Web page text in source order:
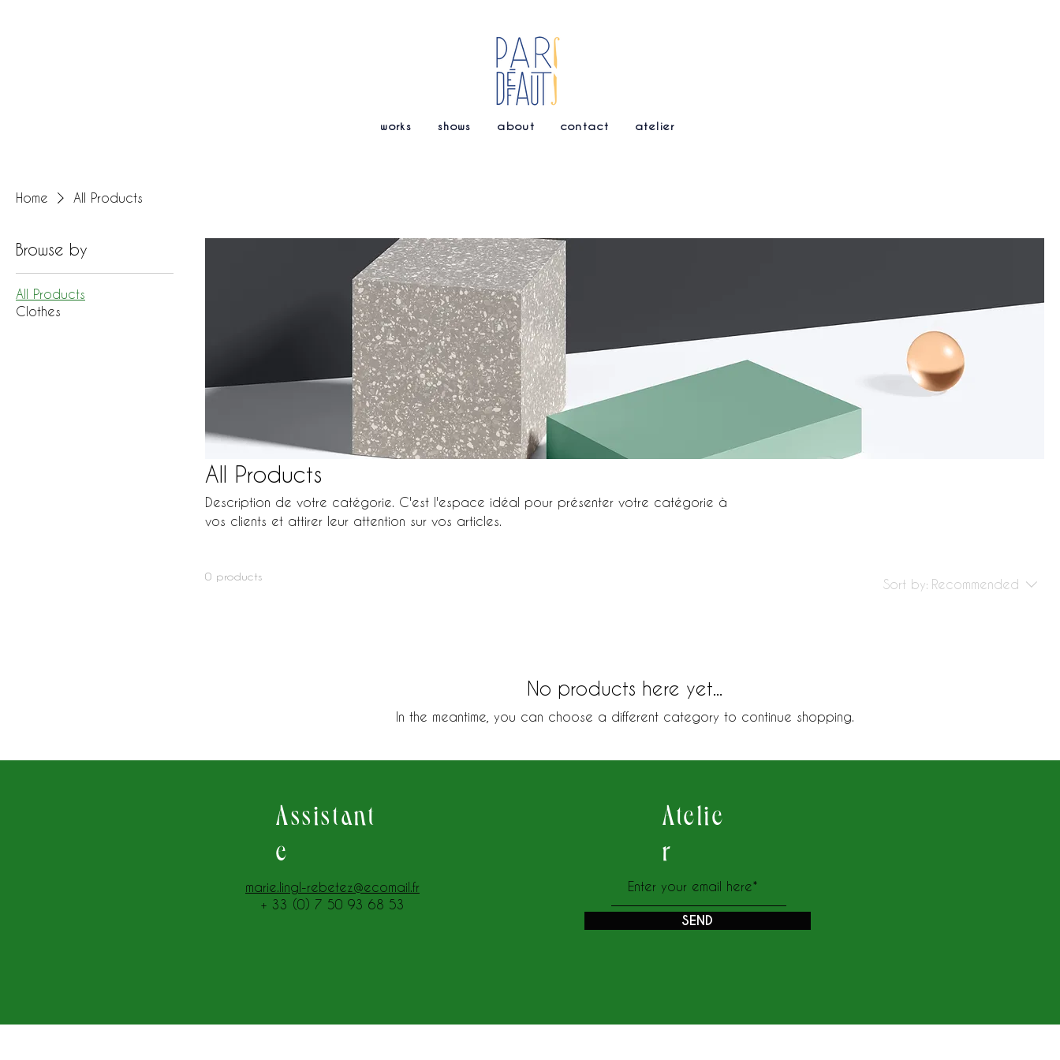
works shows about contact atelier
Home All Products
Browse by
All Products
Clothes
All Products
Description de votre catégorie. C'est l'espace idéal pour présenter votre catégorie à
vos clients et attirer leur attention sur vos articles.
0 products
Sort by: Recommended
No products here yet...
In the meantime, you can choose a different category to continue shopping.
Assistant
e
marie.lingl-rebetez@ecomail.fr
+ 33 (0) 7 50 93 68 53
Atelie
r
SEND